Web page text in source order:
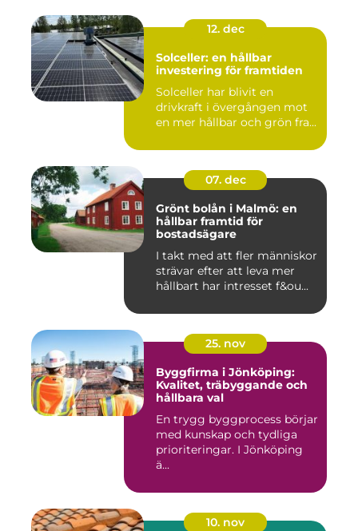
12. dec
Solceller: en hållbar
investering för framtiden
Solceller har blivit en
drivkraft i övergången mot
en mer hållbar och grön fra...
07. dec
Grönt bolån i Malmö: en
hållbar framtid för
bostadsägare
I takt med att fler människor
strävar efter att leva mer
hållbart har intresset f&ou...
25. nov
Byggfirma i Jönköping:
Kvalitet, träbyggande och
hållbara val
En trygg byggprocess börjar
med kunskap och tydliga
prioriteringar. I Jönköping
ä...
10. nov